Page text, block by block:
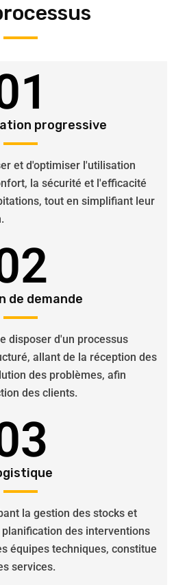
progressive
et d'optimiser l'utilisation
la sécurité et l'efficacité
tout en simplifiant leur
de demande
disposer d'un processus
allant de la réception des
des problèmes, afin
des clients.
la gestion des stocks et
des interventions
équipes techniques, constitue
services.